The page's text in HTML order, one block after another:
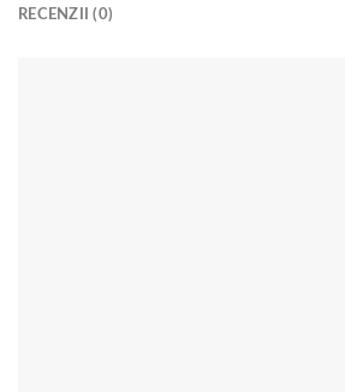
RECENZII (0)